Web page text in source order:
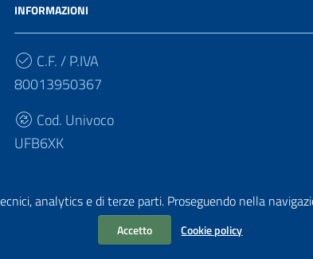
analytics e di terze parti. Proseguendo nella
Accetto Cookie policy
INFORMAZIONI
C.F. / P.IVA
80013950367
Cod. Univoco
UFB6XK